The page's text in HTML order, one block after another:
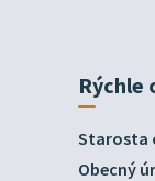
Rýchle
Starosta
Obecný